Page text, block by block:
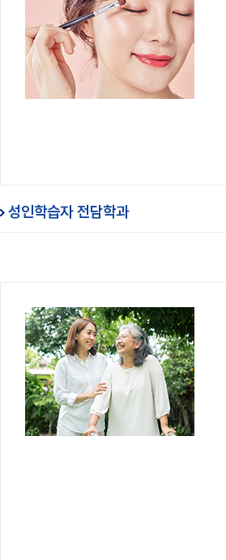
성인학습자 전담학과